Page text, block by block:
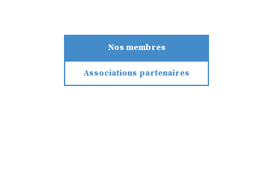
Nos membres
Associations partenaires